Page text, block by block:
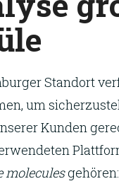
Standort
um
Kunden
moleculesgehören: